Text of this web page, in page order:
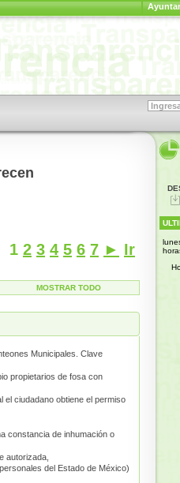
1 2 3 4 5 6 7 ► Ir
MOSTRAR TODO
Municipales. Clave
propietarios de fosa con
el ciudadano obtiene el permiso
constancia de inhumación o
autorizada,
del Estado de México)